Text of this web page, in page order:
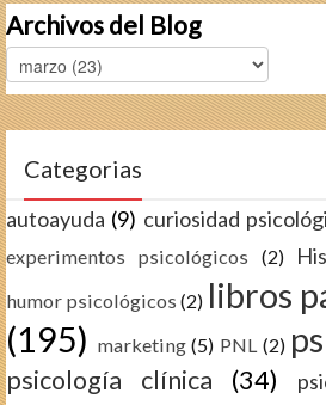
Archivos del Blog
Categorias
autoayuda (9) curiosidad
experimentos psicológicos
(2)
humor psicológicos (2) libros
(195) marketing (5) PNL (2)
psicología clínica (34)